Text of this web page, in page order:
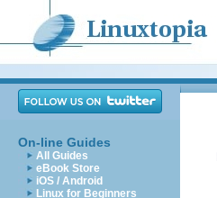
On-line Guides
All Guides
eBook Store
iOS / Android
Linux for Beginners